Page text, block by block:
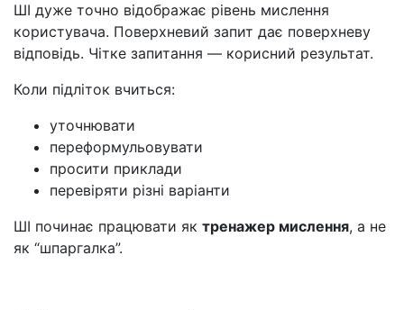
ШІ дуже точно відображає рівень мислення
користувача. Поверхневий запит дає поверхневу
відповідь. Чітке запитання — корисний результат.
Коли підліток вчиться:
уточнювати
переформульовувати
просити приклади
перевіряти різні варіанти
ШІ починає працювати як тренажер мислення, а не
як “шпаргалка”.